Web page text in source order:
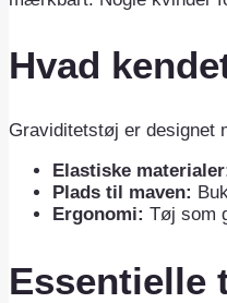
Hvad
Graviditetstøj er designet
Elastiske
Plads til maven:
Ergonomi: Tøj som
Essentielle